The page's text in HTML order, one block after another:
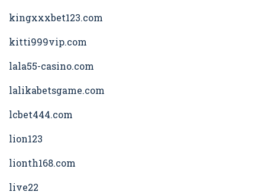
kingxxxbet123.com
kitti999vip.com
lala55-casino.com
lalikabetsgame.com
lcbet444.com
lion123
lionth168.com
live22